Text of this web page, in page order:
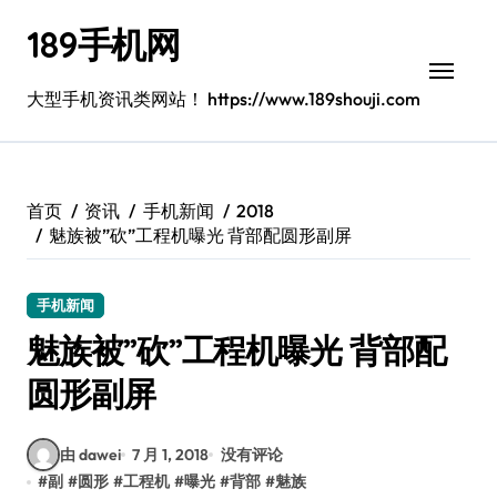
189手机网
大型手机资讯类网站！ https://www.189shouji.com
首页 资讯 手机新闻
2018
魅族被”砍”工程机曝光 背部配圆形副屏
手机新闻
魅族被”砍”工程机曝光 背部配
圆形副屏
由 dawei 7 月 1, 2018 没有评论
#副 #圆形 #工程机 #曝光 #背部 #魅族